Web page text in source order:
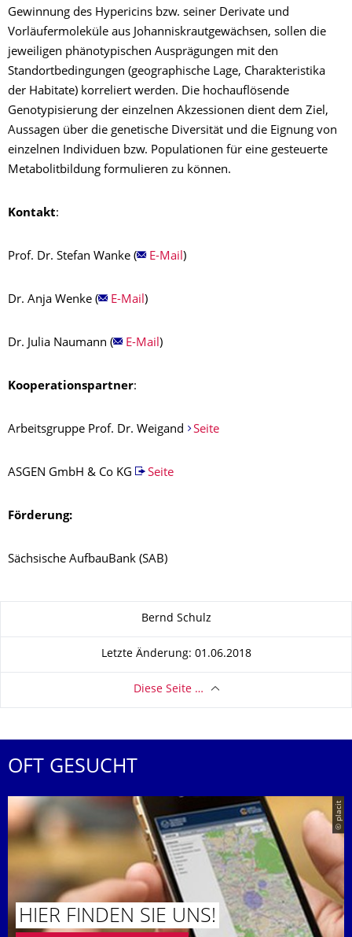
Gewinnung des Hypericins bzw. seiner Derivate und
Vorläufermoleküle aus Johanniskrautgewächsen, sollen die
jeweiligen phänotypischen Ausprägungen mit den
Standortbedingungen (geographische Lage, Charakteristika
der Habitate) korreliert werden. Die hochauflösende
Genotypisierung der einzelnen Akzessionen dient dem Ziel,
Aussagen über die genetische Diversität und die Eignung von
einzelnen Individuen bzw. Populationen für eine gesteuerte
Metabolitbildung formulieren zu können.
Kontakt:
Prof. Dr. Stefan Wanke ( E-Mail )
Dr. Anja Wenke ( E-Mail )
Dr. Julia Naumann ( E-Mail )
Kooperationspartner:
Arbeitsgruppe Prof. Dr. Weigand Seite
ASGEN GmbH & Co KG Seite
Förderung:
Sächsische AufbauBank (SAB)
Bernd Schulz
Letzte Änderung: 01.06.2018
Diese Seite …
OFT GESUCHT
© placit
HIER FINDEN SIE UNS!